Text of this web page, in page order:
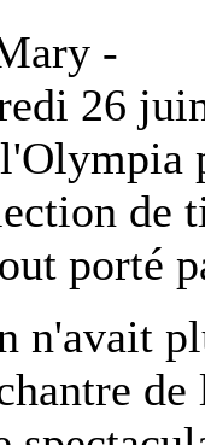
-
26
de
porté
n'avait